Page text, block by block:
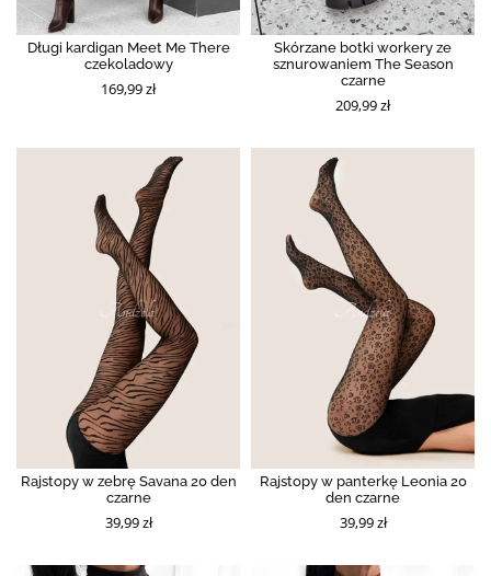
Długi kardigan Meet Me There
czekoladowy
169,99 zł
Skórzane botki workery ze
sznurowaniem The Season
czarne
209,99 zł
Rajstopy w zebrę Savana 20 den
czarne
39,99 zł
Rajstopy w panterkę Leonia 20
den czarne
39,99 zł